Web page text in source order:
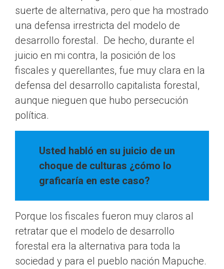
suerte de alternativa, pero que ha mostrado
una defensa irrestricta del modelo de
desarrollo forestal. De hecho, durante el
juicio en mi contra, la posición de los
fiscales y querellantes, fue muy clara en la
defensa del desarrollo capitalista forestal,
aunque nieguen que hubo persecución
política.
Usted habló en su juicio de un
choque de culturas ¿cómo lo
graficaría en este caso?
Porque los fiscales fueron muy claros al
retratar que el modelo de desarrollo
forestal era la alternativa para toda la
sociedad y para el pueblo nación Mapuche.